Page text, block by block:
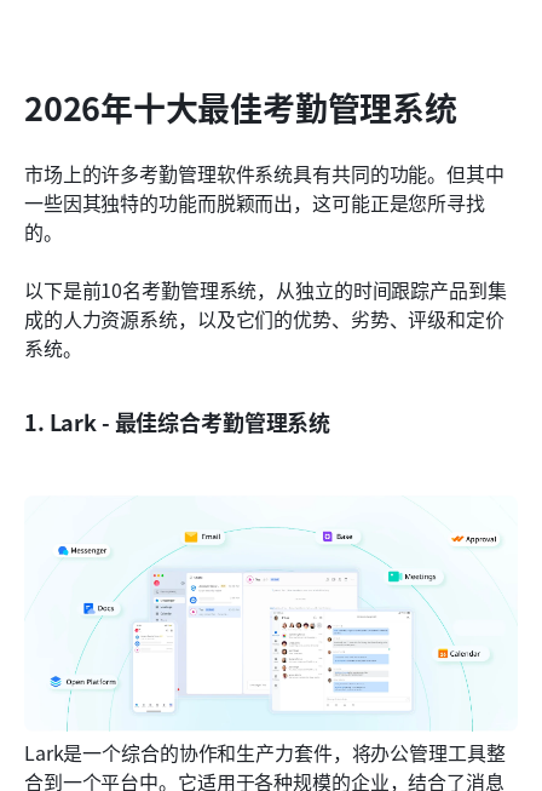
2026年十大最佳考勤管理系统
市场上的许多考勤管理软件系统具有共同的功能。但其中
一些因其独特的功能而脱颖而出，这可能正是您所寻找
的。
以下是前10名考勤管理系统，从独立的时间跟踪产品到集
成的人力资源系统，以及它们的优势、劣势、评级和定价
系统。
1. Lark - 最佳综合考勤管理系统
Lark是一个综合的协作和生产力套件，将办公管理工具整
合到一个平台中。它适用于各种规模的企业，结合了消息